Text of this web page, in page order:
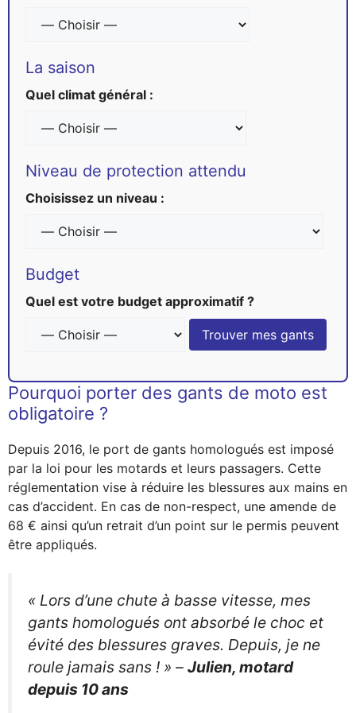
La saison
Quel climat général :
Niveau de protection attendu
Choisissez un niveau :
Budget
Quel est votre budget approximatif ?
Trouver mes gants
Pourquoi porter des gants de moto est
obligatoire ?
Depuis 2016, le port de gants homologués est imposé
par la loi pour les motards et leurs passagers. Cette
réglementation vise à réduire les blessures aux mains en
cas d’accident. En cas de non-respect, une amende de
68 € ainsi qu’un retrait d’un point sur le permis peuvent
être appliqués.
« Lors d’une chute à basse vitesse, mes
gants homologués ont absorbé le choc et
évité des blessures graves. Depuis, je ne
roule jamais sans ! » – Julien, motard
depuis 10 ans